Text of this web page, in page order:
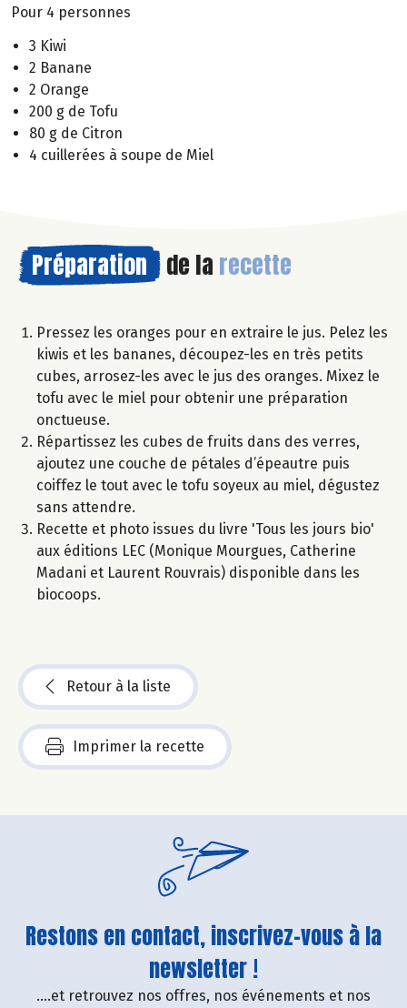
Pour 4 personnes
3 Kiwi
2 Banane
2 Orange
200 g de Tofu
80 g de Citron
4 cuillerées à soupe de Miel
Préparation de la recette
Pressez les oranges pour en extraire le jus. Pelez les
kiwis et les bananes, découpez-les en très petits
cubes, arrosez-les avec le jus des oranges. Mixez le
tofu avec le miel pour obtenir une préparation
onctueuse.
Répartissez les cubes de fruits dans des verres,
ajoutez une couche de pétales d’épeautre puis
coiffez le tout avec le tofu soyeux au miel, dégustez
sans attendre.
Recette et photo issues du livre 'Tous les jours bio'
aux éditions LEC (Monique Mourgues, Catherine
Madani et Laurent Rouvrais) disponible dans les
biocoops.
Retour à la liste
Imprimer la recette
Restons en contact, inscrivez-vous à la
newsletter !
....et retrouvez nos offres, nos événements et nos